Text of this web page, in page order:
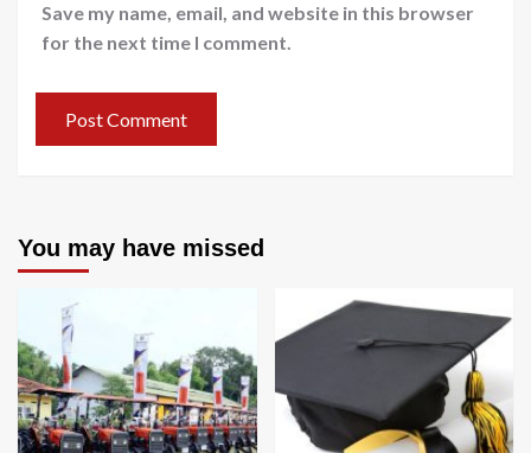
Save my name, email, and website in this browser
for the next time I comment.
You may have missed